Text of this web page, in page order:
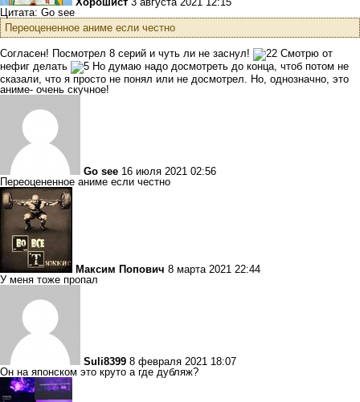
Цитата: Go see
Переоцененное аниме если честно
Согласен! Посмотрел 8 серий и чуть ли не заснул!
Смотрю от
нефиг делать
Но думаю надо досмотреть до конца, чтоб потом не
сказали, что я просто не понял или не досмотрел. Но, однозначно, это
аниме- очень скучное!
Go see 16 июля 2021 02:56
Переоцененное аниме если честно
Максим Попович 8 марта 2021 22:44
У меня тоже пропал
Suli8399 8 февраля 2021 18:07
Он на японском это круто а где дубляж?